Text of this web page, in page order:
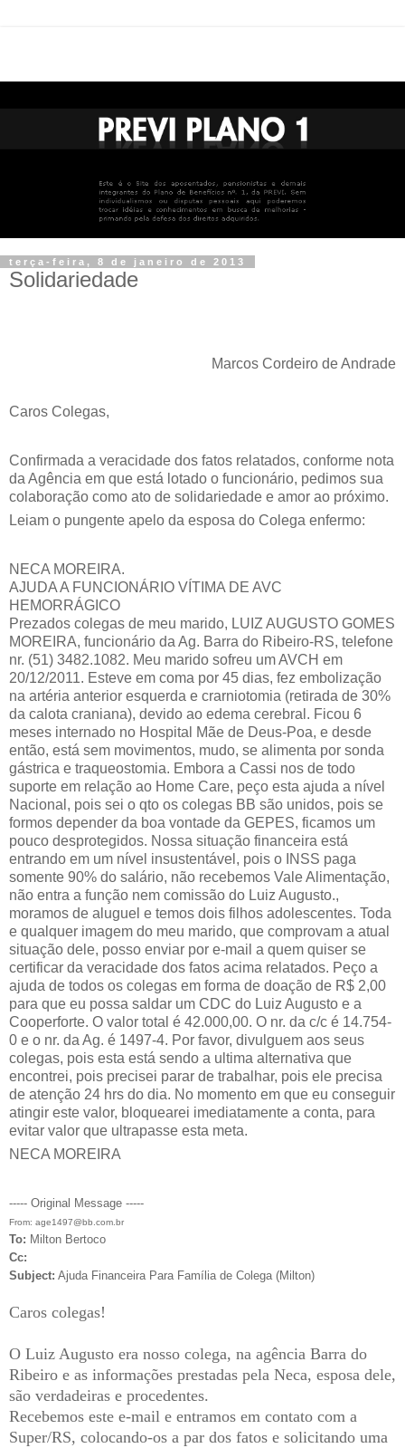
terça-feira, 8 de janeiro de 2013
Solidariedade
Marcos Cordeiro de Andrade
Caros Colegas,
Confirmada a veracidade dos fatos relatados, conforme nota
da Agência em que está lotado o funcionário, pedimos sua
colaboração como ato de solidariedade e amor ao próximo.
Leiam o pungente apelo da esposa do Colega enfermo:
NECA MOREIRA.
AJUDA A FUNCIONÁRIO VÍTIMA DE AVC
HEMORRÁGICO
Prezados colegas de meu marido, LUIZ AUGUSTO GOMES
MOREIRA, funcionário da Ag. Barra do Ribeiro-RS, telefone
nr. (51) 3482.1082. Meu marido sofreu um AVCH em
20/12/2011. Esteve em coma por 45 dias, fez embolização
na artéria anterior esquerda e crarniotomia (retirada de 30%
da calota craniana), devido ao edema cerebral. Ficou 6
meses internado no Hospital Mãe de Deus-Poa, e desde
então, está sem movimentos, mudo, se alimenta por sonda
gástrica e traqueostomia. Embora a Cassi nos de todo
suporte em relação ao Home Care, peço esta ajuda a nível
Nacional, pois sei o qto os colegas BB são unidos, pois se
formos depender da boa vontade da GEPES, ficamos um
pouco desprotegidos. Nossa situação financeira está
entrando em um nível insustentável, pois o INSS paga
somente 90% do salário, não recebemos Vale Alimentação,
não entra a função nem comissão do Luiz Augusto.,
moramos de aluguel e temos dois filhos adolescentes. Toda
e qualquer imagem do meu marido, que comprovam a atual
situação dele, posso enviar por e-mail a quem quiser se
certificar da veracidade dos fatos acima relatados. Peço a
ajuda de todos os colegas em forma de doação de R$ 2,00
para que eu possa saldar um CDC do Luiz Augusto e a
Cooperforte. O valor total é 42.000,00. O nr. da c/c é 14.754-
0 e o nr. da Ag. é 1497-4. Por favor, divulguem aos seus
colegas, pois esta está sendo a ultima alternativa que
encontrei, pois precisei parar de trabalhar, pois ele precisa
de atenção 24 hrs do dia. No momento em que eu conseguir
atingir este valor, bloquearei imediatamente a conta, para
evitar valor que ultrapasse esta meta.
NECA MOREIRA
----- Original Message -----
From: age1497@bb.com.br
To: Milton Bertoco
Cc:
Subject: Ajuda Financeira Para Família de Colega (Milton)
Caros colegas!
O Luiz Augusto era nosso colega, na agência Barra do
Ribeiro e as informações prestadas pela Neca, esposa dele,
são verdadeiras e procedentes.
Recebemos este e-mail e entramos em contato com a
Super/RS, colocando-os a par dos fatos e solicitando uma